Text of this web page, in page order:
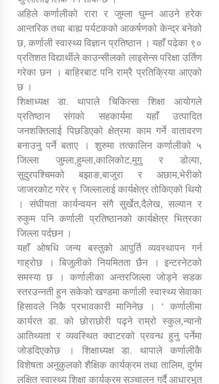
अहिले कर्णालीको रारा र जुम्ला घुम्न आउने हरेक
आन्तरिक तथा बाह्य पर्यटकको आकर्षणको केन्द्र बनेको
छ, कर्णाली स्वास्थ्य विज्ञान प्रतिष्ठान । यहाँ पढेका ९०
प्रतिशत विद्यार्थीले काउन्सीलको लाइसेन्स परिक्षा उर्तिण
गरेका छन । बाहिरबाट पनि राम्रै प्रतिक्रिया आएको
छ ।
शिक्षाध्यक्ष डा. थापाले चिकित्सा शिक्षा आयोगले
प्रतिष्ठान संगको सहकार्यमा यहाँ उत्पादित
जनशक्तिलाई पिछडिएको क्षेत्रमा काम गर्ने वातावरण
बनाउनु पर्ने बताए । शुरुमा तत्कालिन कर्णालीको ५
जिल्ला जुम्ला,हुम्ला,कालिकोट,मुगु र डोल्पा,
सुदुरपश्चिमको बझाङ,बाजुरा र अछाम,भेरीको
जाजरकोट गरेर ९ जिल्लालाई कार्यक्षेत्र तोकिएको थियो
। संघीयता कार्यन्वयन संगै सुर्खेत,दैलेख, सल्यान र
रुकुम पनि कर्णाली प्रतिष्ठानको कार्यक्षेत्र भित्रका
जिल्ला पर्दछन ।
यहाँ ओषधि जन्य बस्तुको आपुर्ति व्यवस्थापन गर्न
गाह्रोछ । बिजुलीको नियमितता छैन । इन्टरनेटको
समस्या छ । कर्णालीका अन्तरजिल्ला जोड्ने सडक
स्तरउन्नती हुन सकेको खण्डमा कर्णाली स्वास्थ्य सेवाका
हिसावले निकै प्रभावकारी मानिनेछ । ’ कर्णालीमा
कार्यरत डा. को छोराछोरी पढ्ने राम्रो स्कुल,न्यानो
आतिथ्यता र व्यवस्थित क्वाटरको प्रवन्ध हुनु पर्नेमा
जोडदिएकोछ । शिक्षाध्यक्ष डा. थापाले कर्णालीकै
विशेषता अनुकुलको शैक्षिक कार्यक्रम तथा तालिम, दुर्गम
लक्षित स्वास्थ्य शिक्षा कार्यक्रम सञ्चालन गर्दै आधारभुत